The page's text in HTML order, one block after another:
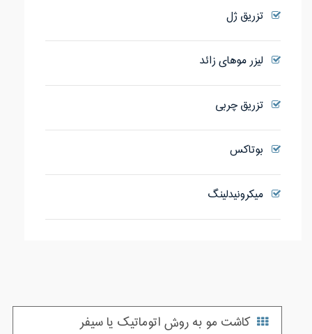
تزریق ژل
لیزر موهای زائد
تزریق چربی
بوتاکس
میکرونیدلینگ
کاشت مو به روش اتوماتیک یا سیفر